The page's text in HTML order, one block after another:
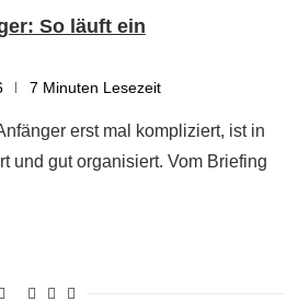
So läuft ein
7 Minuten Lesezeit
erst mal kompliziert, ist in
und gut organisiert. Vom Briefing